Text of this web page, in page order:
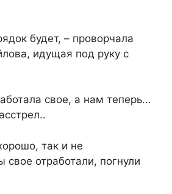
будет, – проворчала
идущая под руку с
свое, а нам теперь…
так и не
свое отработали, погнули